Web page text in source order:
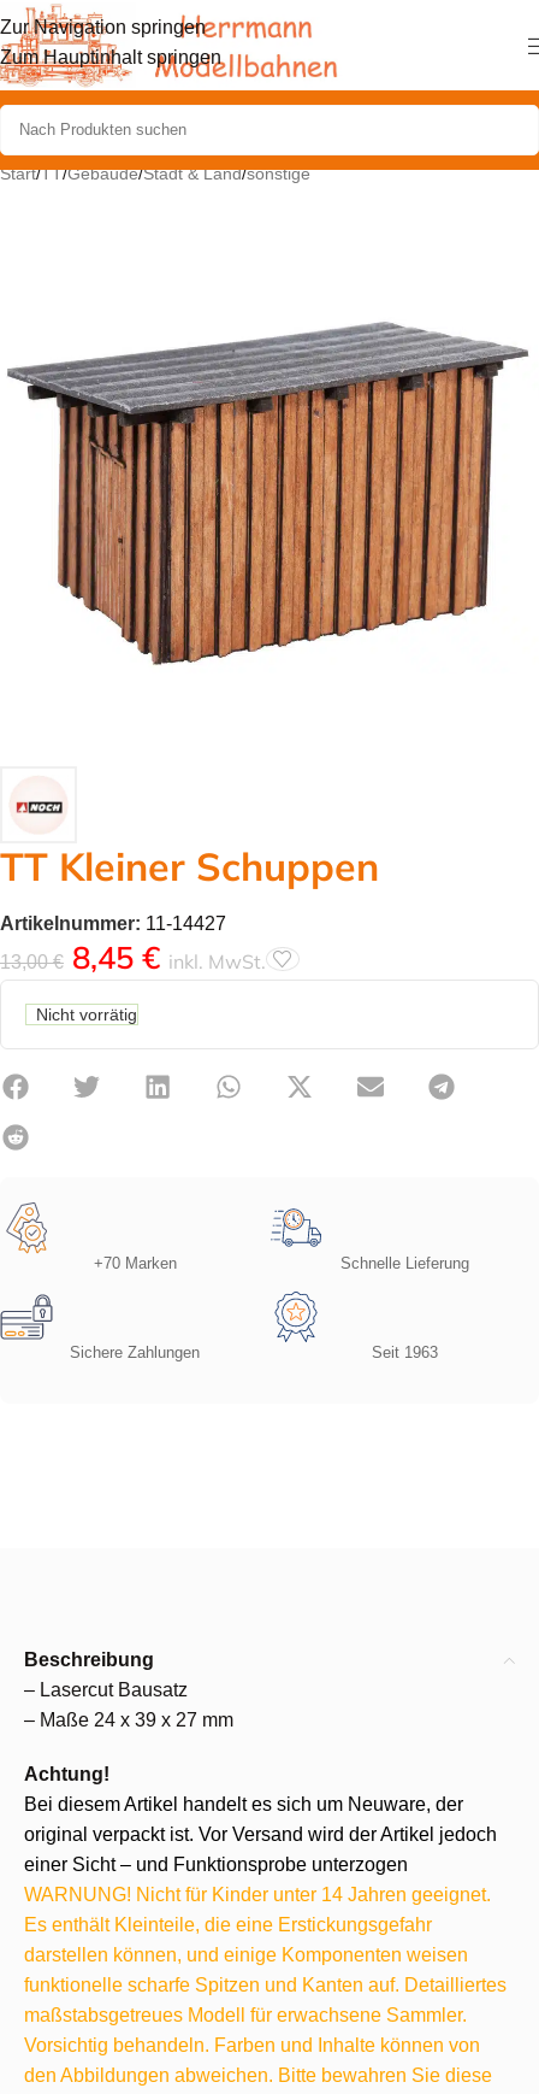
Zur Navigation springen
Zum Hauptinhalt springen
Start/TT/Gebäude/Stadt & Land/sonstige
TT Kleiner Schuppen
Artikelnummer: 11-14427
13,00€ 8,45 € inkl. MwSt.
Nicht vorrätig
+70 Marken Schnelle Lieferung
Sichere Zahlungen Seit 1963
Beschreibung
– Lasercut Bausatz
– Maße 24 x 39 x 27 mm
Achtung!
Bei diesem Artikel handelt es sich um Neuware, der
original verpackt ist. Vor Versand wird der Artikel jedoch
einer Sicht – und Funktionsprobe unterzogen
WARNUNG! Nicht für Kinder unter 14 Jahren geeignet.
Es enthält Kleinteile, die eine Erstickungsgefahr
darstellen können, und einige Komponenten weisen
funktionelle scharfe Spitzen und Kanten auf. Detailliertes
maßstabsgetreues Modell für erwachsene Sammler.
Vorsichtig behandeln. Farben und Inhalte können von
den Abbildungen abweichen. Bitte bewahren Sie diese